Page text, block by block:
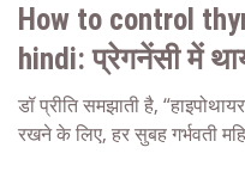
How to control
hindi: प्रेगनेंसी में
डॉ प्रीति समझाती है,
रखने के लिए, हर सुबह गर्भवती